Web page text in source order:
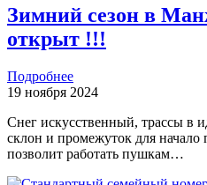
Зимний сезон в
открыт !!!
Подробнее
19 ноября 2024
Снег искусственный, трассы в
склон и промежуток для начало
позволит работать пушкам…